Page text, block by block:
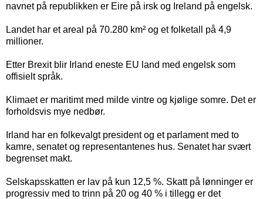
navnet på republikken er Eire på irsk og Ireland på engelsk.
Landet har et areal på 70.280 km² og et folketall på 4,9
millioner.
Etter Brexit blir Irland eneste EU land med engelsk som
offisielt språk.
Klimaet er maritimt med milde vintre og kjølige somre. Det er
forholdsvis mye nedbør.
Irland har en folkevalgt president og et parlament med to
kamre, senatet og representantenes hus. Senatet har svært
begrenset makt.
Selskapsskatten er lav på kun 12,5 %. Skatt på lønninger er
progressiv med to trinn på 20 og 40 % i tillegg er det